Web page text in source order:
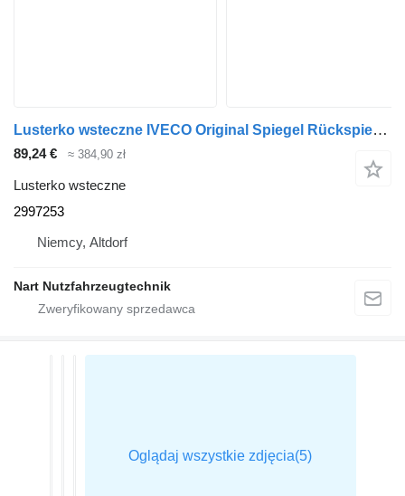
Lusterko wsteczne IVECO Original Spiegel Rückspiegel 2997253 do ciągnika siodłowego IVECO EUROCARGO Tector
89,24 € ≈ 384,90 zł
Lusterko wsteczne
2997253
Niemcy, Altdorf
Nart Nutzfahrzeugtechnik